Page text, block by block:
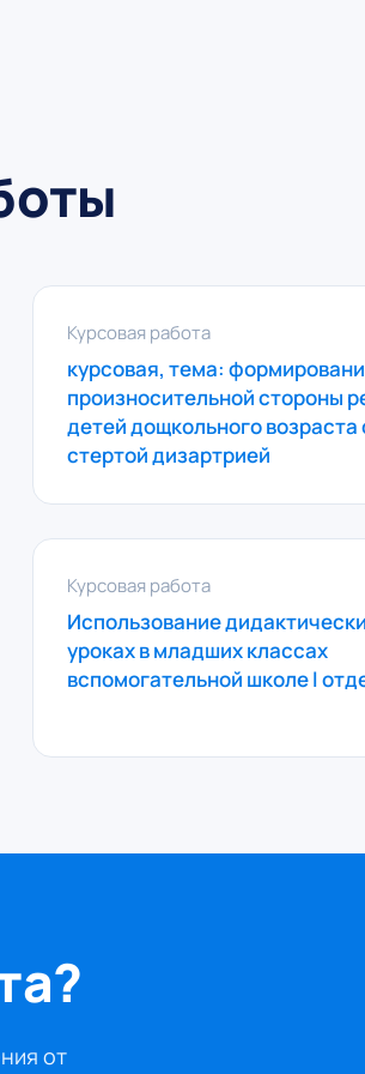
Курсовая работа
курсовая, тема:
произносительной стороны
детей дощкольного возраста
стертой дизартрией
Курсовая работа
Использование
уроках в младших классах
вспомогательной школе l
от